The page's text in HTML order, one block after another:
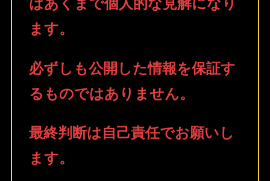
はあくまで個人的な見解になり
ます。
必ずしも公開した情報を保証す
るものではありません。
最終判断は自己責任でお願いし
ます。